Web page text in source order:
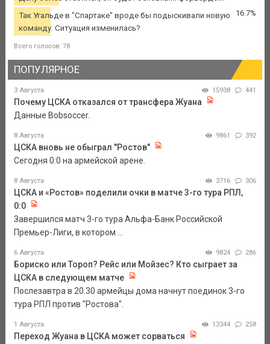
Так Угальде в "Спартаке" вроде бы подыскивали новую
команду. Ситуация изменилась?
16.7%
Всего голосов: 78
ПОПУЛЯРНОЕ
3 Августа 15938 441
Почему ЦСКА отказался от трансфера Жуана
Данные Bobsoccer.
8 Августа 9861 392
ЦСКА вновь не обыграл "Ростов"
Сегодня 0:0 на армейской арене.
8 Августа 3716 306
ЦСКА и «Ростов» поделили очки в матче 3-го тура РПЛ,
0:0
Завершился матч 3-го тура Альфа-Банк Российской
Премьер-Лиги, в котором ...
6 Августа 9824 286
Бориско или Тороп? Рейс или Мойзес? Кто сыграет за
ЦСКА в следующем матче
Послезавтра в 20.30 армейцы дома начнут поединок 3-го
тура РПЛ против "Ростова".
1 Августа 13344 258
Переход Жуана в ЦСКА может сорваться